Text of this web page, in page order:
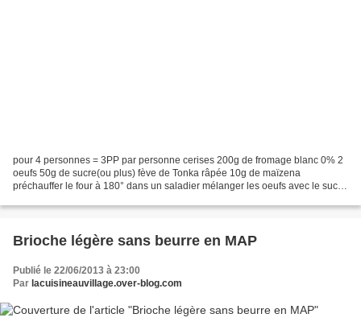
pour 4 personnes = 3PP par personne cerises 200g de fromage blanc 0% 2
oeufs 50g de sucre(ou plus) fève de Tonka râpée 10g de maïzena
préchauffer le four à 180° dans un saladier mélanger les oeufs avec le sucre
Brioche légère sans beurre en MAP
Publié le 22/06/2013 à 23:00
Par lacuisineauvillage.over-blog.com